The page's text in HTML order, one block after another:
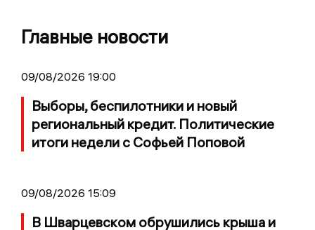
Главные новости
09/08/2026 19:00
Выборы, беспилотники и новый
региональный кредит. Политические
итоги недели с Софьей Поповой
09/08/2026 15:09
В Шварцевском обрушились крыша и